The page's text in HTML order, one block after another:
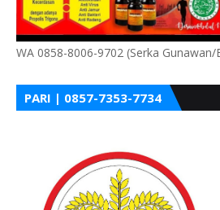
WA 0858-8006-9702 (Serka
PARI | 0857-7353-7734